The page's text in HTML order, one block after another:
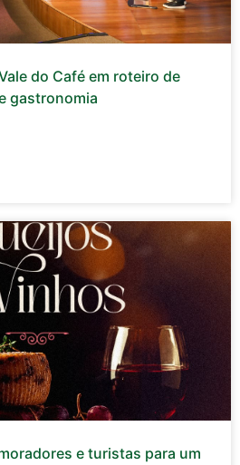
do Café em roteiro de
gastronomia
e turistas para um